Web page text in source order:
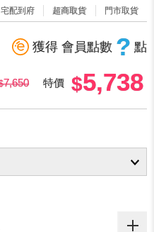
宅配到府 超商取貨 門市取貨
獲得 會員點數 ? 點
7,650 特價 5,738